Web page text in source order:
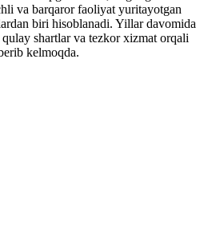
va barqaror faoliyat yuritayotgan
biri hisoblanadi. Yillar davomida
shartlar va tezkor xizmat orqali
kelmoqda.